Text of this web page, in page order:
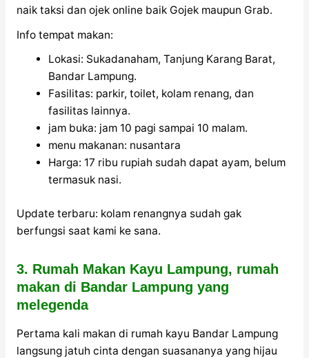
naik taksi dan ojek online baik Gojek maupun Grab.
Info tempat makan:
Lokasi: Sukadanaham, Tanjung Karang Barat,
Bandar Lampung.
Fasilitas: parkir, toilet, kolam renang, dan
fasilitas lainnya.
jam buka: jam 10 pagi sampai 10 malam.
menu makanan: nusantara
Harga: 17 ribu rupiah sudah dapat ayam, belum
termasuk nasi.
Update terbaru: kolam renangnya sudah gak
berfungsi saat kami ke sana.
3. Rumah Makan Kayu Lampung, rumah
makan di Bandar Lampung yang
melegenda
Pertama kali makan di rumah kayu Bandar Lampung
langsung jatuh cinta dengan suasananya yang hijau